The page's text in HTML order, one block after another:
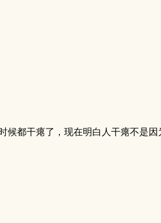
候都干瘪了，现在明白人干瘪不是